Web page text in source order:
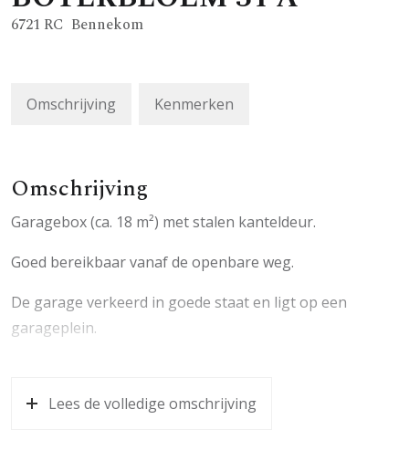
6721 RC Bennekom
Omschrijving Kenmerken
Omschrijving
Garagebox (ca. 18 m²) met stalen kanteldeur.
Goed bereikbaar vanaf de openbare weg.
De garage verkeerd in goede staat en ligt op een
garageplein.
Lees de volledige omschrijving